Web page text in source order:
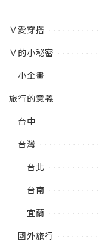
Ｖ愛穿搭
Ｖ的小秘密
小企畫
旅行的意義
台中
台灣
台北
台南
宜蘭
國外旅行